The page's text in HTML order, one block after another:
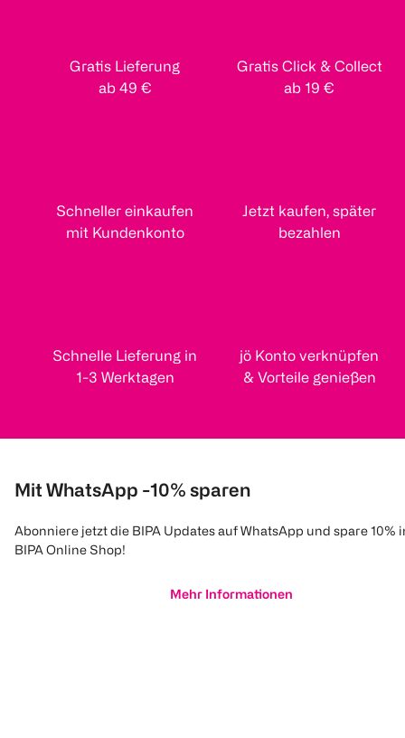
Gratis Lieferung
ab 49 €
Gratis Click & Collect
ab 19 €
Schneller einkaufen
mit Kundenkonto
Jetzt kaufen, später
bezahlen
Schnelle Lieferung in
1-3 Werktagen
jö Konto verknüpfen
& Vorteile genießen
Mit WhatsApp -10% sparen
Abonniere jetzt die BIPA Updates auf WhatsApp und spare 10%
BIPA Online Shop!
Mehr Informationen